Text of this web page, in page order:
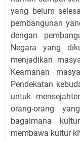
yang belum
pembangunan
dengan
Negara yang
menjadikan
Keamanan
Pendekatan
untuk
orang-orang
bagaimana
membawa kultur